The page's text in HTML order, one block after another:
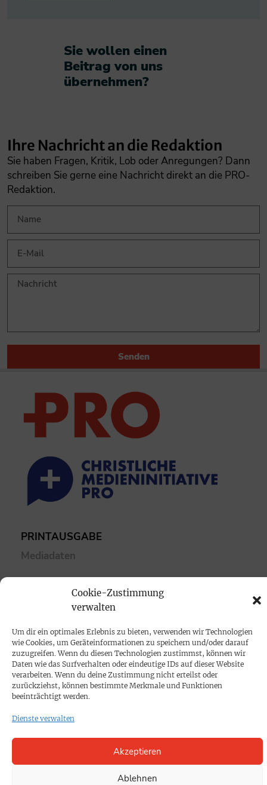
Cookie-Zustimmung
verwalten
Um dir ein optimales Erlebnis zu bieten, verwenden wir Technologien
wie Cookies, um Geräteinformationen zu speichern und/oder darauf
zuzugreifen. Wenn du diesen Technologien zustimmst, können wir
Daten wie das Surfverhalten oder eindeutige IDs auf dieser Website
verarbeiten. Wenn du deine Zustimmung nicht erteilst oder
zurückziehst, können bestimmte Merkmale und Funktionen
beeinträchtigt werden.
Dienste verwalten
Akzeptieren
Ablehnen
Sie wollen einen
Beitrag von uns
übernehmen?​
Ihre Nachricht an die Redaktion
Sie haben Fragen, Kritik, Lob oder Anregungen? Dann
schreiben Sie gerne eine Nachricht direkt an die PRO-
Redaktion.
Senden
PRINTAUSGABE
Mediadaten
PROKOMPAKT
Impressum
SPENDEN
Datenschutz
KONTAKT
Cookie-Richtlinie